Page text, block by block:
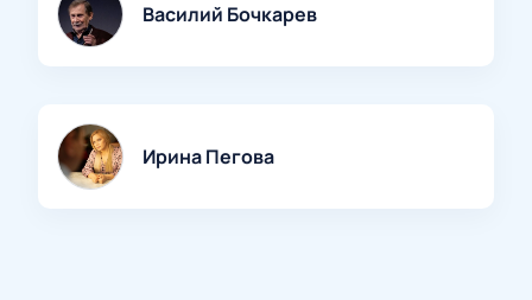
Василий Бочкарев
Ирина Пегова